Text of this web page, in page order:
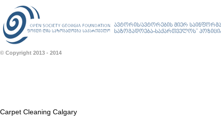
ავტორის/ავტორების მიერ
საზოგადოება-საქართველოს”
© Copyright 2013 - 2014
Carpet Cleaning Calgary